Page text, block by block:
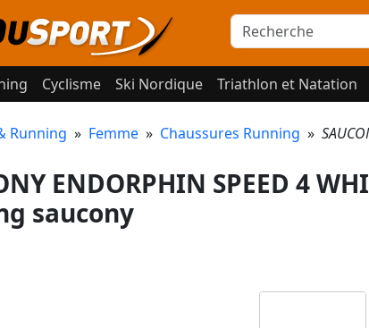
Cyclisme Ski Nordique Triathlon et Natation
Running » Femme » Chaussures Running »
ENDORPHIN SPEED 4
saucony